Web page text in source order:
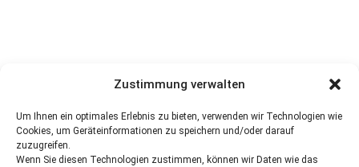
Zustimmung verwalten
Um Ihnen ein optimales Erlebnis zu bieten, verwenden wir Technologien wie
Cookies, um Geräteinformationen zu speichern und/oder darauf
zuzugreifen.
Wenn Sie diesen Technologien zustimmen, können wir Daten wie das